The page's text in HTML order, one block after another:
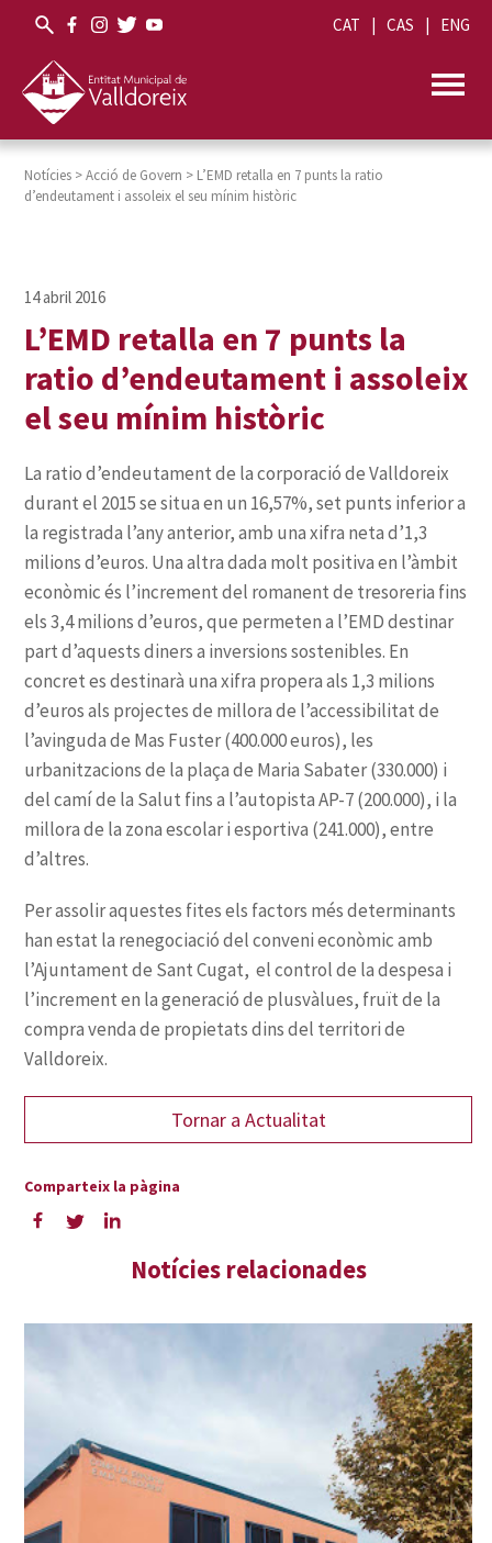
CAT CAS ENG
Notícies >Acció de Govern > L’EMD retalla en 7 punts la ratio
d’endeutament i assoleix el seu mínim històric
L’EMD retalla en 7 punts la
ratio d’endeutament i assoleix
el seu mínim històric